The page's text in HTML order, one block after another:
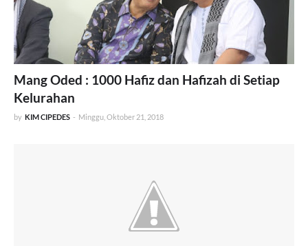
Mang Oded : 1000 Hafiz dan Hafizah di Setiap
Kelurahan
by KIM CIPEDES - Minggu, Oktober 21, 2018